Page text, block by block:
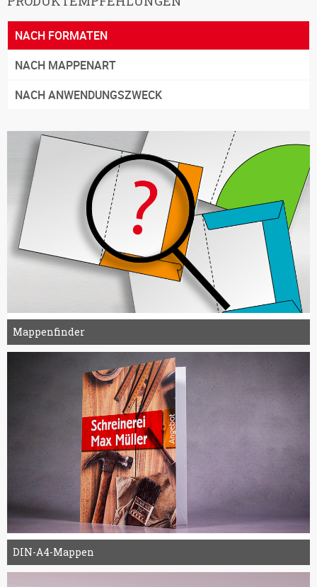
NACH FORMATEN
NACH MAPPENART
NACH ANWENDUNGSZWECK
Mappenfinder
DIN-A4-Mappen